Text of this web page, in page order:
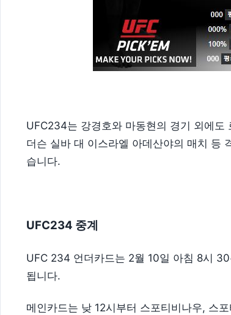
UFC234는 강경호와 마동현의 경기 외에도
더슨 실바 대 이스라엘 아데산야의 매치 등
습니다.
UFC234 중계
UFC 234 언더카드는 2월 10일 아침 8시
됩니다.
메인카드는 낮 12시부터 스포티비나우, 스